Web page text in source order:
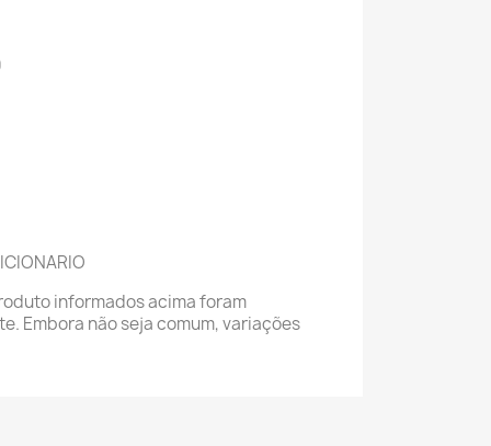
informados acima foram
Embora não seja comum, variações